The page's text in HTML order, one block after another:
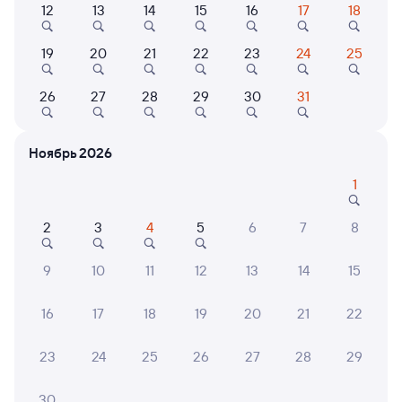
Найдём билет на поезд за вас
Даже если сейчас нет мест
Искать билеты
Риал Тиара
12 13 14 15 16 17 18
19 20 21 22 23 24 25
26 27 28 29 30 31
Ноябрь 2026
1
2 3 4 5 6 7 8
9 10 11 12 13 14 15
16 17 18 19 20 21 22
23 24 25 26 27 28 29